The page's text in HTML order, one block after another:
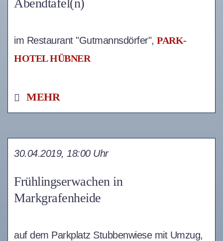
Abendtafel(n)
im Restaurant "Gutmannsdörfer", PARK-
HOTEL HÜBNER
MEHR
Frühlingserwachen in
Markgrafenheide
30.04.2019, 18:00 Uhr
auf dem Parkplatz Stubbenwiese mit Umzug,